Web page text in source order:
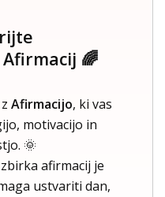
🌈
Afirmacijo, ki vas
motivacijo in
🌞
afirmacij je
ustvariti dan,